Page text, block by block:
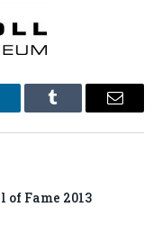
Tumblr Email
Fame 2013